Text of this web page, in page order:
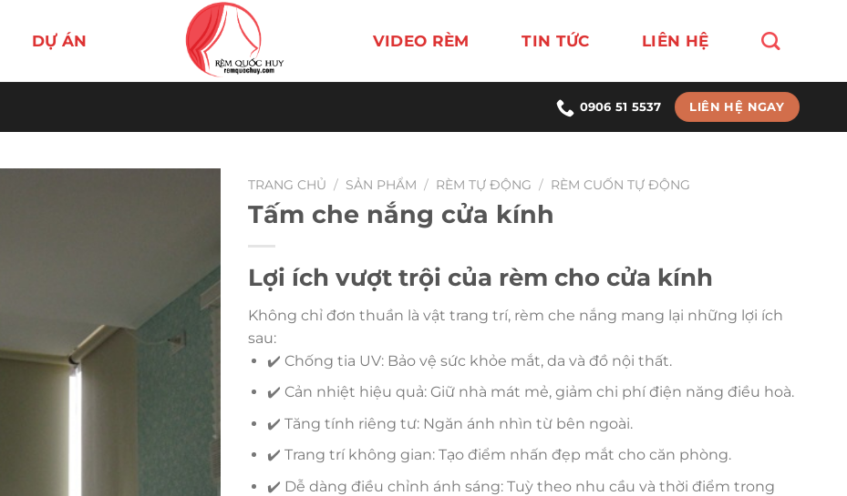
DỰ ÁN VIDEO RÈM TIN TỨC LIÊN HỆ
0906 51 5537 LIÊN HỆ NGAY
TRANG CHỦ / SẢN PHẨM / RÈM TỰ ĐỘNG / RÈM CUỐN TỰ ĐỘNG
Tấm che nắng cửa kính
Lợi ích vượt trội của rèm cho cửa kính
Không chỉ đơn thuần là vật trang trí, rèm che nắng mang lại những lợi ích
sau:
✔️ Chống tia UV: Bảo vệ sức khỏe mắt, da và đồ nội thất.
✔️ Cản nhiệt hiệu quả: Giữ nhà mát mẻ, giảm chi phí điện năng điều hoà.
✔️ Tăng tính riêng tư: Ngăn ánh nhìn từ bên ngoài.
✔️ Trang trí không gian: Tạo điểm nhấn đẹp mắt cho căn phòng.
✔️ Dễ dàng điều chỉnh ánh sáng: Tuỳ theo nhu cầu và thời điểm trong